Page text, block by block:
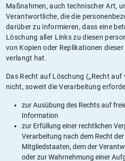
Maßnahmen, auch technischer Art,
Verantwortliche, die die
darüber zu informieren, dass eine
Löschung aller Links zu diesen
von Kopien oder Replikationen
verlangt hat.
Das Recht auf Löschung („Recht auf
nicht, soweit die Verarbeitung
zur Ausübung des Rechts auf
Information
zur Erfüllung einer rechtlichen
Verarbeitung nach dem Recht
Mitgliedstaaten, dem der
oder zur Wahrnehmung einer